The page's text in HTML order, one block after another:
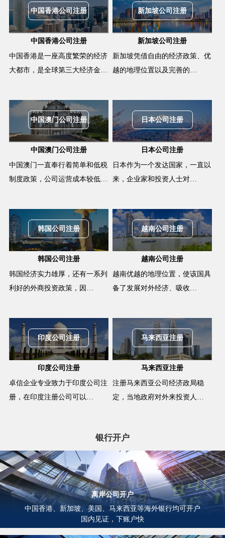
中国香港公司注册
中国香港公司注册
中国香港是一座高度繁荣的经济
大都市，是全球第三大经济金…
新加坡公司注册
新加坡公司注册
新加坡凭借自由的经济政策、优
越的地理位置以及完善的…
中国澳门公司注册
中国澳门公司注册
中国澳门一直奉行着简单和低税
制度政策，公司运营成本较低…
日本公司注册
日本公司注册
日本作为一个发达国家，一直以
来，企业家和投资人士对…
韩国公司注册
韩国公司注册
韩国经济实力雄厚，还有一系列
利好的外商投资政策，因…
越南公司注册
越南公司注册
越南优越的地理位置，使该国具
备了发展对外经济、吸收…
印度公司注册
印度公司注册
卓信企业专业致力于印度公司注
册，在印度注册公司可以…
马来西亚注册
马来西亚注册
注册马来西亚公司经济政局稳
定，当地政府对外来投资人…
银行开户
离岸公司开户
中国香港、新加坡、美国、马来西亚等海外银行均可开户
国内见证，下账户快